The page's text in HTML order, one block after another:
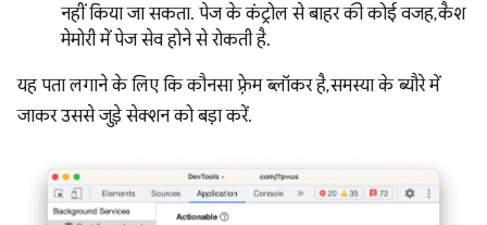
नहीं किया जा सकता. पेज के कंट्रोल से बाहर की कोई वजह, कैश
मेमोरी में पेज सेव होने से रोकती है.
यह पता लगाने के लिए कि कौनसा फ़्रेम ब्लॉकर है, समस्या के ब्यौरे में
जाकर उससे जुड़े सेक्शन को बड़ा करें.